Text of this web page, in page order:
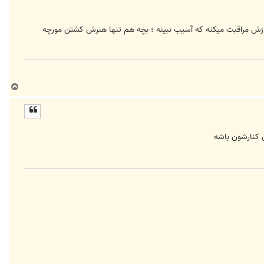
فقط غذا میریزه تو حلقش و ازش مراقبت میکنه که آسیب نبینه ؛ بچه هم تنها هنرش کشتن مورچه
ا
باشه